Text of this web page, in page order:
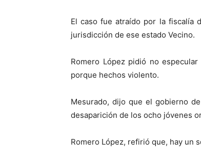
El caso fue atraído por la fiscalía
jurisdicción de ese estado Vecino.
Romero López pidió no
porque hechos violento.
Mesurado, dijo que el gobierno
desaparición de los ocho jóvenes
Romero López, refirió que, hay un